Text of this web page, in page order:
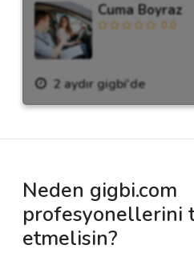
Cuma Boyraz
0.0
2 aydır gigbi'de
Neden gigbi.com
profesyonellerini
etmelisin?